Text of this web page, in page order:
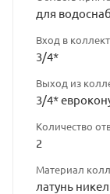
для
Вход в
3/4*
Выход из
3/4*
Количество
2
Материал
латунь